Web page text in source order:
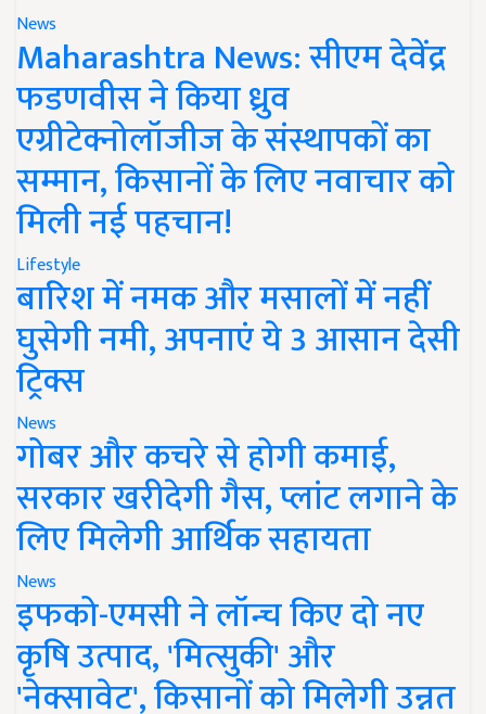
News
Maharashtra News: सीएम देवेंद्र
फडणवीस ने किया ध्रुव
एग्रीटेक्नोलॉजीज के संस्थापकों का
सम्मान, किसानों के लिए नवाचार को
मिली नई पहचान!
Lifestyle
बारिश में नमक और मसालों में नहीं
घुसेगी नमी, अपनाएं ये 3 आसान देसी
ट्रिक्स
News
गोबर और कचरे से होगी कमाई,
सरकार खरीदेगी गैस, प्लांट लगाने के
लिए मिलेगी आर्थिक सहायता
News
इफको-एमसी ने लॉन्च किए दो नए
कृषि उत्पाद, 'मित्सुकी' और
'नेक्सावेट', किसानों को मिलेगी उन्नत